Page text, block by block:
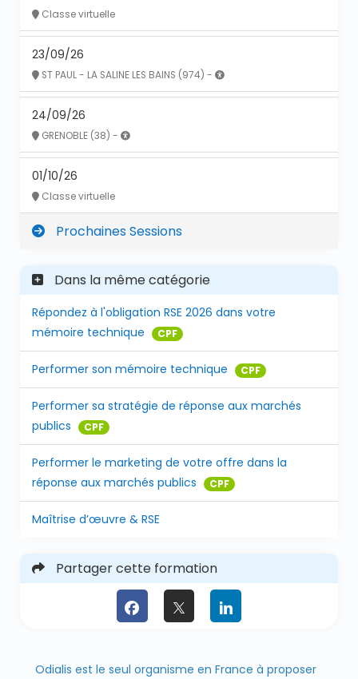
Classe virtuelle
23/09/26
ST PAUL - LA SALINE LES BAINS (974) -
24/09/26
GRENOBLE (38) -
01/10/26
Classe virtuelle
Prochaines Sessions
Dans la même catégorie
Répondez à l'obligation RSE 2026 dans votre
mémoire technique
CPF
Performer son mémoire technique CPF
Performer sa stratégie de réponse aux marchés
publics
CPF
Performer le marketing de votre offre dans la
réponse aux marchés publics
CPF
Maîtrise d’œuvre & RSE
Partager cette formation
Odialis est le seul organisme en France à proposer